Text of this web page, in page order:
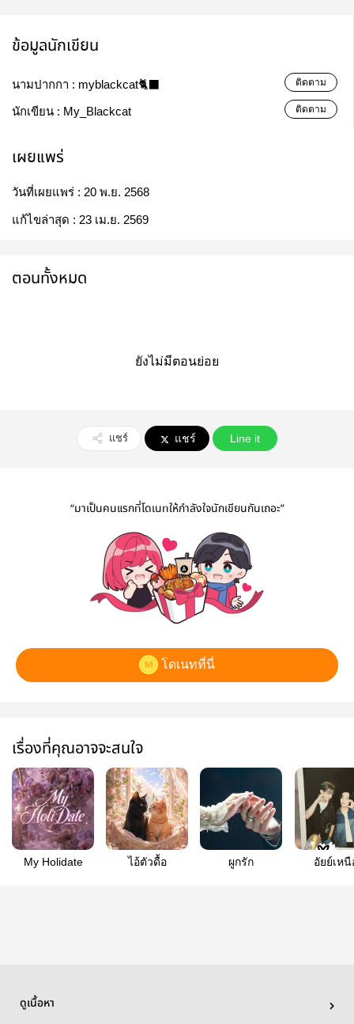
ข้อมูลนักเขียน
นามปากกา : myblackcat🐈‍⬛ ติดตาม
นักเขียน : My_Blackcat ติดตาม
เผยแพร่
วันที่เผยแพร่ : 20 พ.ย. 2568
แก้ไขล่าสุด : 23 เม.ย. 2569
ตอนทั้งหมด
ยังไม่มีตอนย่อย
แชร์ แชร์ Line it
“มาเป็นคนแรกที่โดเนทให้กำลังใจนักเขียนกันเถอะ”
โดเนทที่นี่
เรื่องที่คุณอาจจะสนใจ
My Holidate ไอ้ตัวดื้อ ผูกรัก อัยย์เหนื
ดูเนื้อหา